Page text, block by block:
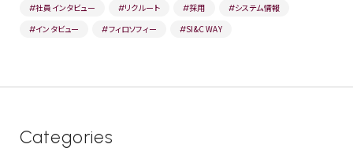
Categories
#社員インタビュー #リクルート #採用 #システム情報
#インタビュー #フィロソフィー #SI&C WAY